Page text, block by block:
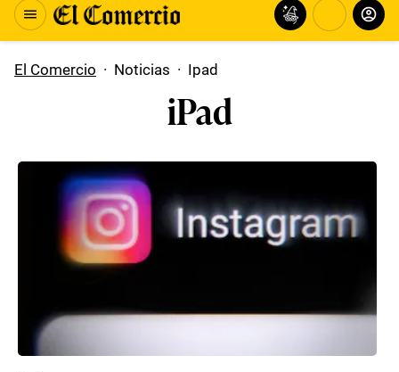
El Comercio · Noticias · Ipad
iPad